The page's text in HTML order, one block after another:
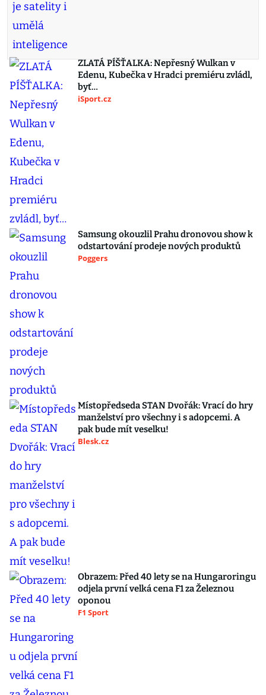
ZLATÁ PÍŠŤALKA: Nepřesný Wulkan v
Edenu, Kubečka v Hradci premiéru zvládl,
byť…
iSport.cz
Samsung okouzlil Prahu dronovou show k
odstartování prodeje nových produktů
Poggers
Místopředseda STAN Dvořák: Vrací do hry
manželství pro všechny i s adopcemi. A
pak bude mít veselku!
Blesk.cz
Obrazem: Před 40 lety se na Hungaroringu
odjela první velká cena F1 za Železnou
oponou
F1 Sport